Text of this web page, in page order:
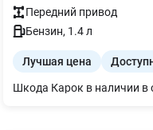
Передний привод
Бензин, 1.4л
Лучшая цена